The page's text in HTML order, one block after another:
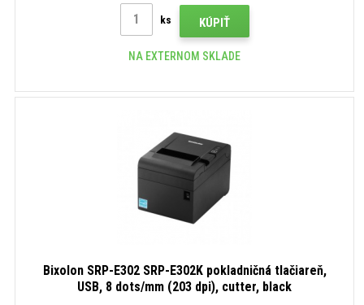
ks KÚPIŤ
NA EXTERNOM SKLADE
Bixolon SRP-E302 SRP-E302K pokladničná tlačiareň,
USB, 8 dots/mm (203 dpi), cutter, black